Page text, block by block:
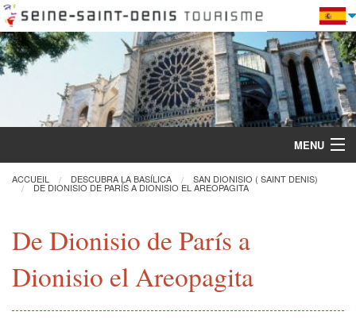
MENU
ACCUEIL DESCUBRA LA BASÍLICA SAN DIONISIO ( SAINT DENIS)
DE DIONISIO DE PARÍS A DIONISIO EL AREOPAGITA
De Dionisio de París a
Dionisio el Areopagita